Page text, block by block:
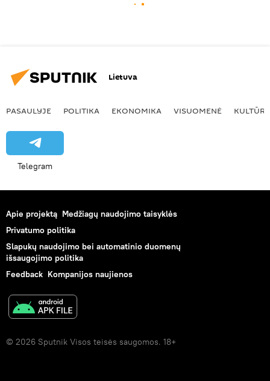
Lietuva
PASAULYJE POLITIKA EKONOMIKA VISUOMENĖ KULTŪRA
Telegram
Apie projektą Medžiagų naudojimo taisyklės
Privatumo politika
Slapukų naudojimo bei automatinio duomenų
išsaugojimo politika
Feedback Kompanijos naujienos
© 2026 Sputnik Visos teisės saugomos. 18+